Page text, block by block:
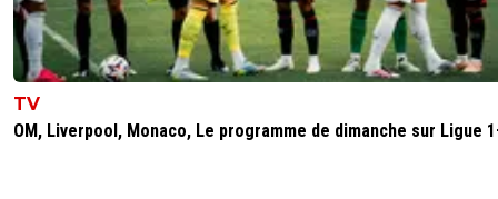
TV
OM, Liverpool, Monaco, Le programme de dimanche sur Ligue